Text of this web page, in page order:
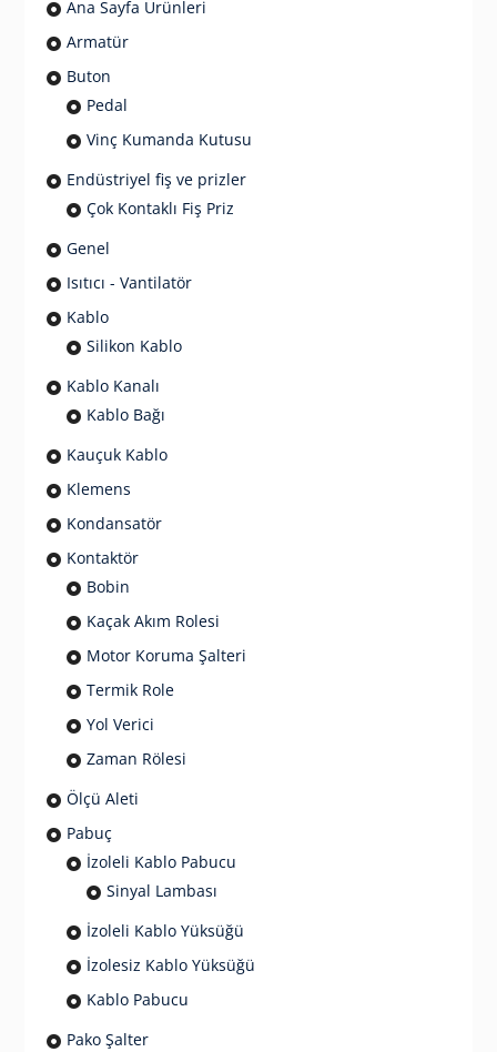
Ana Sayfa Ürünleri
Armatür
Buton
Pedal
Vinç Kumanda Kutusu
Endüstriyel fiş ve prizler
Çok Kontaklı Fiş Priz
Genel
Isıtıcı - Vantilatör
Kablo
Silikon Kablo
Kablo Kanalı
Kablo Bağı
Kauçuk Kablo
Klemens
Kondansatör
Kontaktör
Bobin
Kaçak Akım Rolesi
Motor Koruma Şalteri
Termik Role
Yol Verici
Zaman Rölesi
Ölçü Aleti
Pabuç
İzoleli Kablo Pabucu
Sinyal Lambası
İzoleli Kablo Yüksüğü
İzolesiz Kablo Yüksüğü
Kablo Pabucu
Pako Şalter